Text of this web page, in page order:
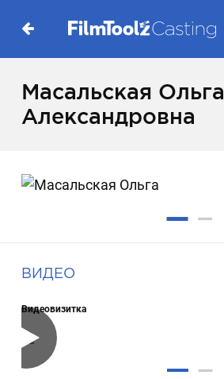
Масальская Ольга
Александровна
ВИДЕО
Видеовизитка